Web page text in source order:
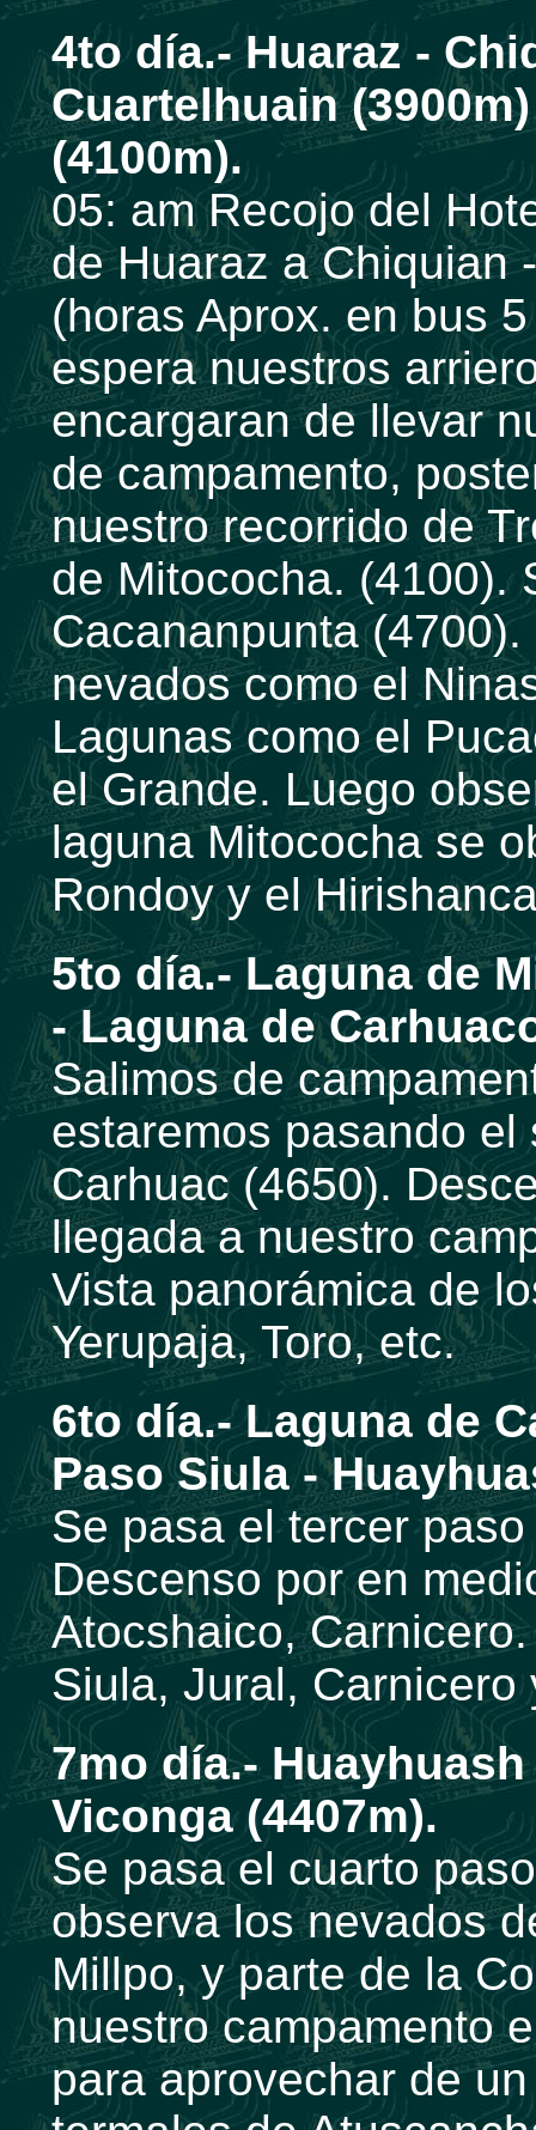
4to día.- Huaraz -
Cuartelhuain
(4100m).
05: am Recojo del
de Huaraz a Chiquian
(horas Aprox. en bus
espera nuestros
encargaran de llevar
de campamento,
nuestro recorrido de
de Mitococha. (4100).
Cacananpunta
nevados como el
Lagunas como el
el Grande. Luego
laguna Mitococha se
Rondoy y el
5to día.- Laguna de
- Laguna de
Salimos de
estaremos pasando
Carhuac (4650).
llegada a nuestro
Vista panorámica de
Yerupaja, Toro, etc.
6to día.- Laguna de
Paso Siula -
Se pasa el tercer
Descenso por en
Atocshaico,
Siula, Jural, Carnicero
7mo día.-
Viconga (4407m).
Se pasa el cuarto
observa los nevados
Millpo, y parte de la
nuestro campamento
para aprovechar de